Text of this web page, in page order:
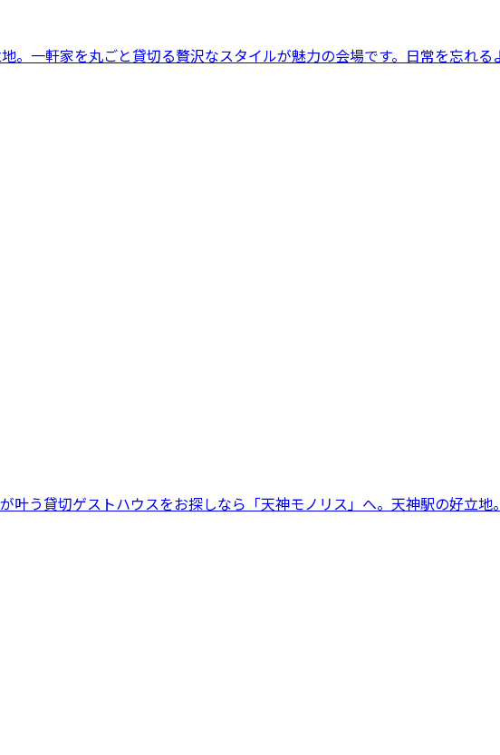
。一軒家を丸ごと貸切る贅沢なスタイルが魅力の会場です。日常を忘れる
叶う貸切ゲストハウスをお探しなら「天神モノリス」へ。天神駅の好立地